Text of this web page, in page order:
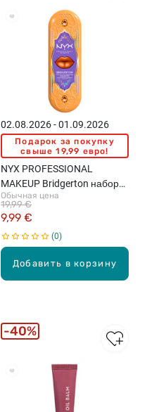
Добавить в корзину
02.08.2026 - 01.09.2026
Подарок за покупку
свыше 19,99 евро!
NYX PROFESSIONAL
MAKEUP Bridgerton набор
для губ, 06 Pout And About,
Toffee Temptation
Обычная цена
9,99 €
19,99 €
0
40%